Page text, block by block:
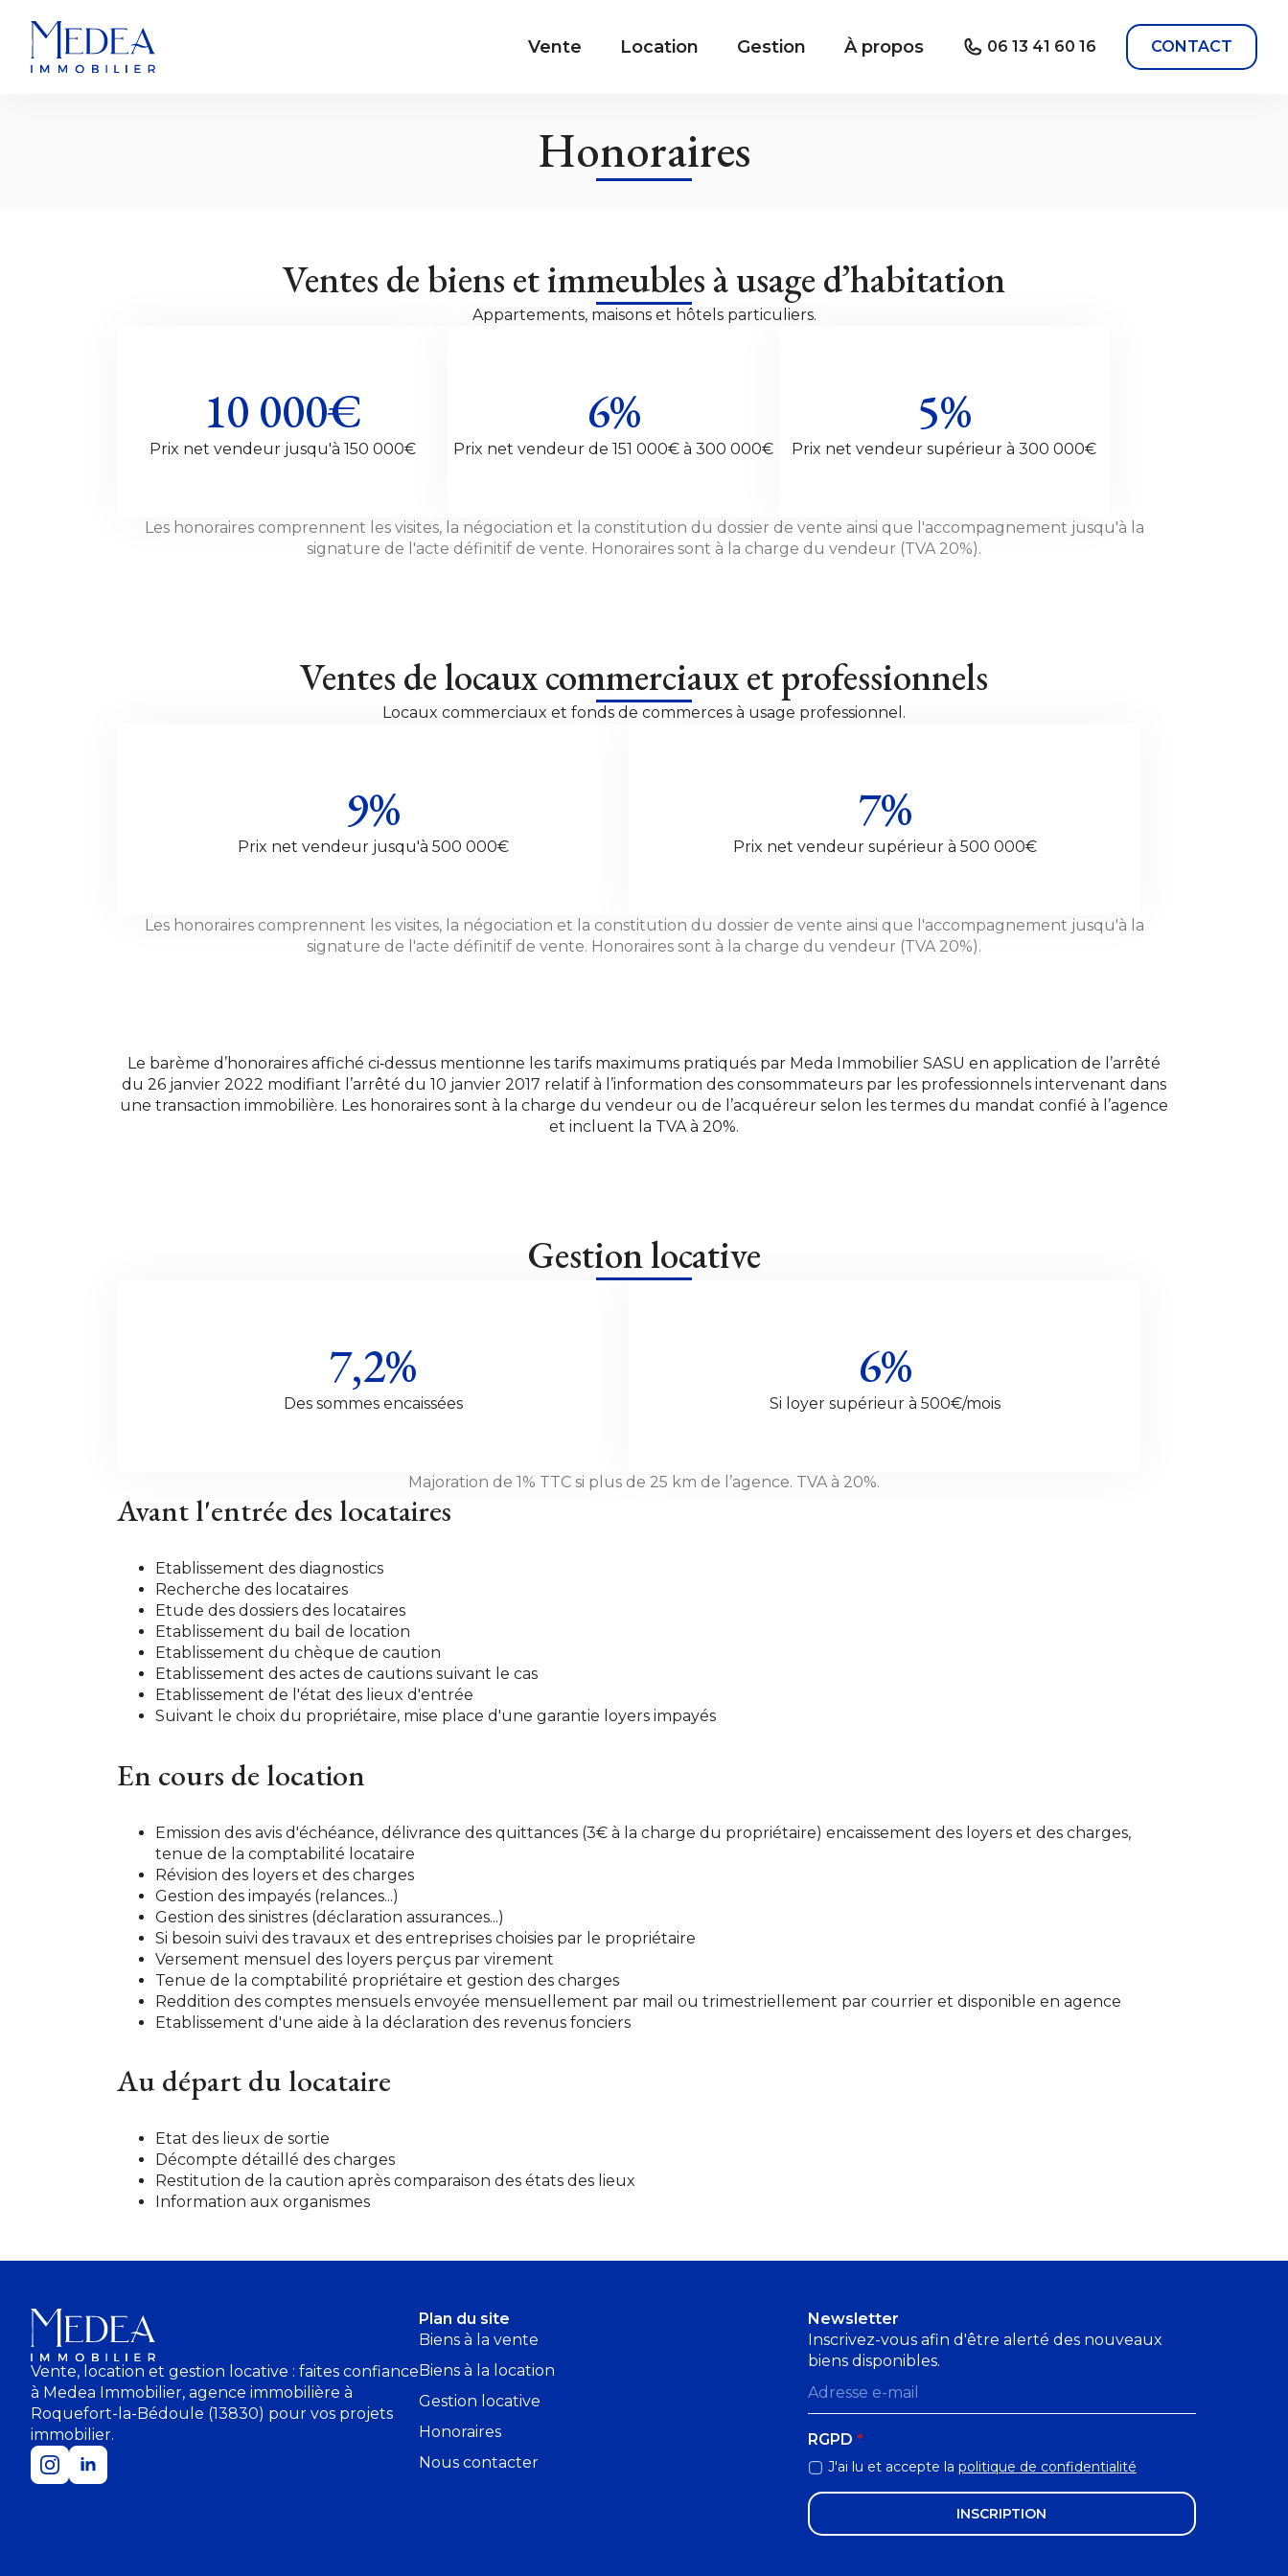
Vente Location Gestion À propos 06 13 41 60 16 CONTACT
Honoraires
Ventes de biens et immeubles à usage d’habitation
Appartements, maisons et hôtels particuliers.
10 000€
Prix net vendeur jusqu'à 150 000€
6%
Prix net vendeur de 151 000€ à 300 000€
5%
Prix net vendeur supérieur à 300 000€
Les honoraires comprennent les visites, la négociation et la constitution du dossier de vente ainsi que l'accompagnement jusqu'à la
signature de l'acte définitif de vente. Honoraires sont à la charge du vendeur (TVA 20%).
Ventes de locaux commerciaux et professionnels
Locaux commerciaux et fonds de commerces à usage professionnel.
9%
Prix net vendeur jusqu'à 500 000€
7%
Prix net vendeur supérieur à 500 000€
Les honoraires comprennent les visites, la négociation et la constitution du dossier de vente ainsi que l'accompagnement jusqu'à la
signature de l'acte définitif de vente. Honoraires sont à la charge du vendeur (TVA 20%).
Le barème d’honoraires affiché ci‐dessus mentionne les tarifs maximums pratiqués par Meda Immobilier SASU en application de l’arrêté
du 26 janvier 2022 modifiant l’arrêté du 10 janvier 2017 relatif à l’information des consommateurs par les professionnels intervenant dans
une transaction immobilière. Les honoraires sont à la charge du vendeur ou de l’acquéreur selon les termes du mandat confié à l’agence
et incluent la TVA à 20%.
Gestion locative
7,2%
Des sommes encaissées
6%
Si loyer supérieur à 500€/mois
Majoration de 1% TTC si plus de 25 km de l’agence. TVA à 20%.
Avant l'entrée des locataires
Etablissement des diagnostics
Recherche des locataires
Etude des dossiers des locataires
Etablissement du bail de location
Etablissement du chèque de caution
Etablissement des actes de cautions suivant le cas
Etablissement de l'état des lieux d'entrée
Suivant le choix du propriétaire, mise place d'une garantie loyers impayés
En cours de location
Emission des avis d'échéance, délivrance des quittances (3€ à la charge du propriétaire) encaissement des loyers et des charges,
tenue de la comptabilité locataire
Révision des loyers et des charges
Gestion des impayés (relances...)
Gestion des sinistres (déclaration assurances...)
Si besoin suivi des travaux et des entreprises choisies par le propriétaire
Versement mensuel des loyers perçus par virement
Tenue de la comptabilité propriétaire et gestion des charges
Reddition des comptes mensuels envoyée mensuellement par mail ou trimestriellement par courrier et disponible en agence
Etablissement d'une aide à la déclaration des revenus fonciers
Au départ du locataire
Etat des lieux de sortie
Décompte détaillé des charges
Restitution de la caution après comparaison des états des lieux
Information aux organismes
Vente, location et gestion locative : faites confiance
à Medea Immobilier, agence immobilière à
Roquefort-la-Bédoule (13830) pour vos projets
immobilier.
Plan du site
Biens à la vente
Biens à la location
Gestion locative
Honoraires
Nous contacter
Newsletter
Inscrivez-vous afin d'être alerté des nouveaux
biens disponibles.
e-
mail
RGPD *
J'ai lu et accepte la politique de confidentialité
INSCRIPTION